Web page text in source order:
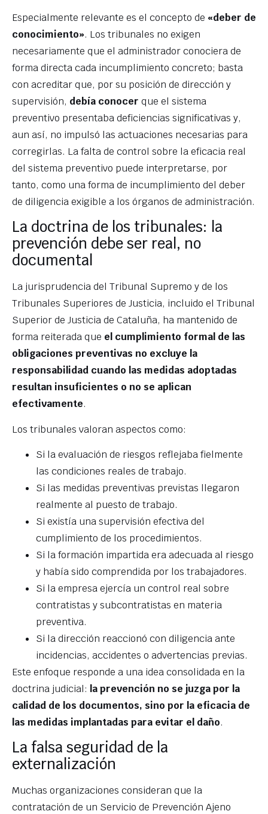
Especialmente relevante es el concepto de «deber de
conocimiento». Los tribunales no exigen
necesariamente que el administrador conociera de
forma directa cada incumplimiento concreto; basta
con acreditar que, por su posición de dirección y
supervisión, debía conocer que el sistema
preventivo presentaba deficiencias significativas y,
aun así, no impulsó las actuaciones necesarias para
corregirlas. La falta de control sobre la eficacia real
del sistema preventivo puede interpretarse, por
tanto, como una forma de incumplimiento del deber
de diligencia exigible a los órganos de administración.
La doctrina de los tribunales: la
prevención debe ser real, no
documental
La jurisprudencia del Tribunal Supremo y de los
Tribunales Superiores de Justicia, incluido el Tribunal
Superior de Justicia de Cataluña, ha mantenido de
forma reiterada que el cumplimiento formal de las
obligaciones preventivas no excluye la
responsabilidad cuando las medidas adoptadas
resultan insuficientes o no se aplican
efectivamente.
Los tribunales valoran aspectos como:
Si la evaluación de riesgos reflejaba fielmente
las condiciones reales de trabajo.
Si las medidas preventivas previstas llegaron
realmente al puesto de trabajo.
Si existía una supervisión efectiva del
cumplimiento de los procedimientos.
Si la formación impartida era adecuada al riesgo
y había sido comprendida por los trabajadores.
Si la empresa ejercía un control real sobre
contratistas y subcontratistas en materia
preventiva.
Si la dirección reaccionó con diligencia ante
incidencias, accidentes o advertencias previas.
Este enfoque responde a una idea consolidada en la
doctrina judicial: la prevención no se juzga por la
calidad de los documentos, sino por la eficacia de
las medidas implantadas para evitar el daño.
La falsa seguridad de la
externalización
Muchas organizaciones consideran que la
contratación de un Servicio de Prevención Ajeno